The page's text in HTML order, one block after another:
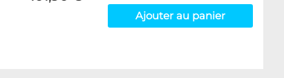
Ajouter au panier